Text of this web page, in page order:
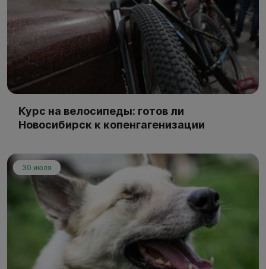
Курс на велосипеды: готов ли
Новосибирск к копенгагенизации
30 июля